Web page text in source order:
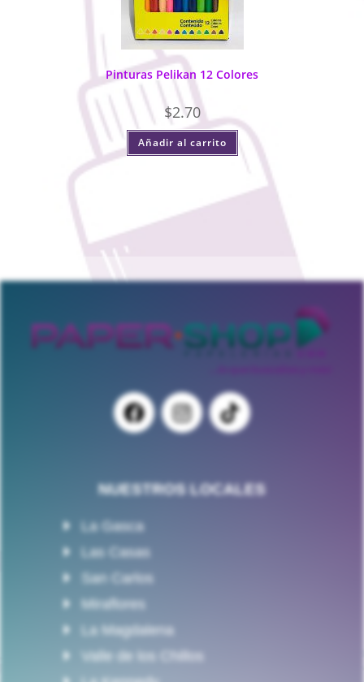
Pinturas Pelikan 12 Colores
$2.70
Añadir al carrito
NUESTROS LOCALES
La Gasca
Las Casas
San Carlos
Miraflores
La Magdalena
Valle de los Chillos